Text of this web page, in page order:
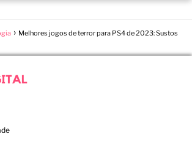
Melhores jogos de terror para PS4 de 2023: Sustos